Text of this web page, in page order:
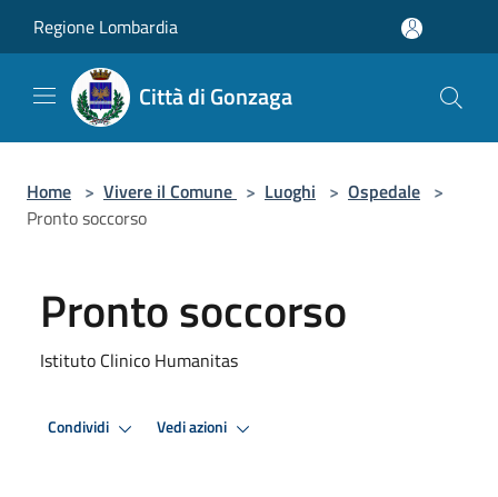
Regione Lombardia
Città di Gonzaga
Home > Vivere il Comune > Luoghi > Ospedale >
Pronto soccorso
Pronto soccorso
Istituto Clinico Humanitas
Condividi Vedi azioni